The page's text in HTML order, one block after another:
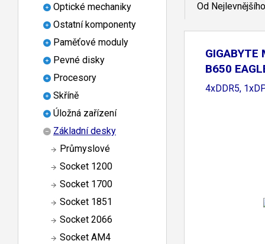
Optické mechaniky
Ostatní komponenty
Paměťové moduly
Pevné disky
Procesory
Skříně
Úložná zařízení
Základní desky
Průmyslové
Socket 1200
Socket 1700
Socket 1851
Socket 2066
Socket AM4
Od Nejlevnějšího
GIGABYTE
B650
B650,
4xDDR5,